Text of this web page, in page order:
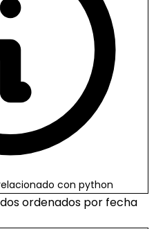
con python
ordenados por fecha